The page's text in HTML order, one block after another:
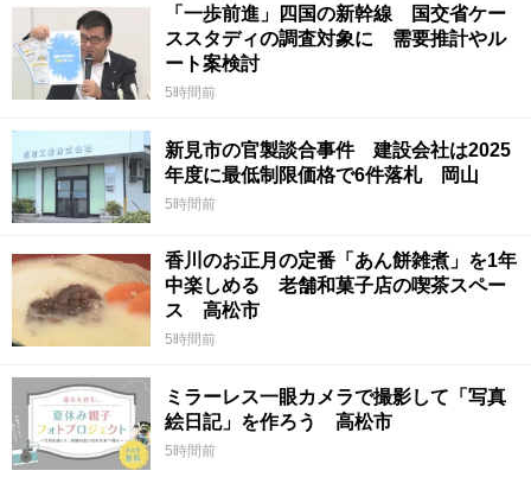
「一歩前進」四国の新幹線 国交省ケー
ススタディの調査対象に 需要推計やル
ート案検討
5時間前
新見市の官製談合事件 建設会社は2025
年度に最低制限価格で6件落札 岡山
5時間前
香川のお正月の定番「あん餅雑煮」を1年
中楽しめる 老舗和菓子店の喫茶スペー
ス 高松市
5時間前
ミラーレス一眼カメラで撮影して「写真
絵日記」を作ろう 高松市
5時間前